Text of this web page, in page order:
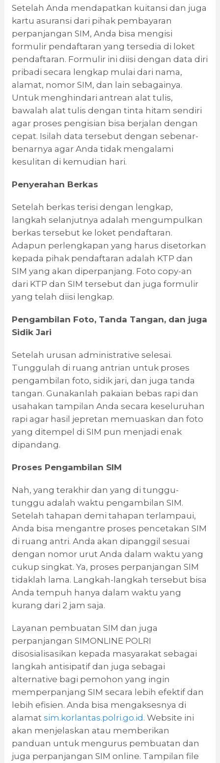
Setelah Anda mendapatkan kuitansi dan juga
kartu asuransi dari pihak pembayaran
perpanjangan SIM, Anda bisa mengisi
formulir pendaftaran yang tersedia di loket
pendaftaran. Formulir ini diisi dengan data diri
pribadi secara lengkap mulai dari nama,
alamat, nomor SIM, dan lain sebagainya.
Untuk menghindari antrean alat tulis,
bawalah alat tulis dengan tinta hitam sendiri
agar proses pengisian bisa berjalan dengan
cepat. Isilah data tersebut dengan sebenar-
benarnya agar Anda tidak mengalami
kesulitan di kemudian hari.
Penyerahan Berkas
Setelah berkas terisi dengan lengkap,
langkah selanjutnya adalah mengumpulkan
berkas tersebut ke loket pendaftaran.
Adapun perlengkapan yang harus disetorkan
kepada pihak pendaftaran adalah KTP dan
SIM yang akan diperpanjang. Foto copy-an
dari KTP dan SIM tersebut dan juga formulir
yang telah diisi lengkap.
Pengambilan Foto, Tanda Tangan, dan juga
Sidik Jari
Setelah urusan administrative selesai.
Tunggulah di ruang antrian untuk proses
pengambilan foto, sidik jari, dan juga tanda
tangan. Gunakanlah pakaian bebas rapi dan
usahakan tampilan Anda secara keseluruhan
rapi agar hasil jepretan memuaskan dan foto
yang ditempel di SIM pun menjadi enak
dipandang.
Proses Pengambilan SIM
Nah, yang terakhir dan yang di tunggu-
tunggu adalah waktu pengambilan SIM.
Setelah tahapan demi tahapan terlampaui,
Anda bisa mengantre proses pencetakan SIM
di ruang antri. Anda akan dipanggil sesuai
dengan nomor urut Anda dalam waktu yang
cukup singkat. Ya, proses perpanjangan SIM
tidaklah lama. Langkah-langkah tersebut bisa
Anda tempuh hanya dalam waktu yang
kurang dari 2 jam saja.
Layanan pembuatan SIM dan juga
perpanjangan SIMONLINE POLRI
disosialisasikan kepada masyarakat sebagai
langkah antisipatif dan juga sebagai
alternative bagi pemohon yang ingin
memperpanjang SIM secara lebih efektif dan
lebih efisien. Anda bisa mengaksesnya di
alamat sim.korlantas.polri.go.id. Website ini
akan menjelaskan atau memberikan
panduan untuk mengurus pembuatan dan
juga perpanjangan SIM online. Tampilan file